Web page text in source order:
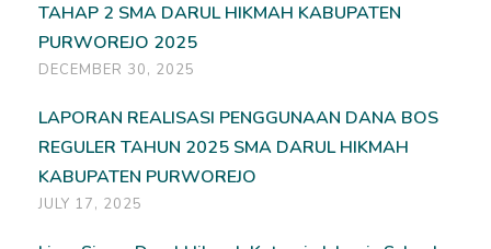
TAHAP 2 SMA DARUL HIKMAH KABUPATEN
PURWOREJO 2025
DECEMBER 30, 2025
LAPORAN REALISASI PENGGUNAAN DANA BOS
REGULER TAHUN 2025 SMA DARUL HIKMAH
KABUPATEN PURWOREJO
JULY 17, 2025